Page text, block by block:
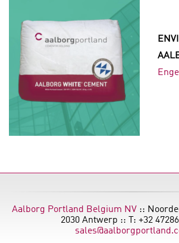
Aalborg Portland Belgium NV ::
2030 Antwerp :: T: +32